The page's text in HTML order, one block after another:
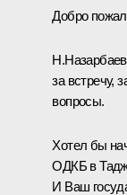
Добро
за встречу,
вопросы.
Хотел бы
ОДКБ в
И Ваш